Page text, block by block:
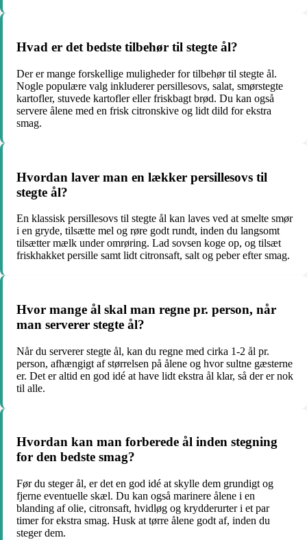
Hvad er det bedste tilbehør til stegte ål?
Der er mange forskellige muligheder for tilbehør til stegte ål.
Nogle populære valg inkluderer persillesovs, salat, smørstegte
kartofler, stuvede kartofler eller friskbagt brød. Du kan også
servere ålene med en frisk citronskive og lidt dild for ekstra
smag.
Hvordan laver man en lækker persillesovs til
stegte ål?
En klassisk persillesovs til stegte ål kan laves ved at smelte smør
i en gryde, tilsætte mel og røre godt rundt, inden du langsomt
tilsætter mælk under omrøring. Lad sovsen koge op, og tilsæt
friskhakket persille samt lidt citronsaft, salt og peber efter smag.
Hvor mange ål skal man regne pr. person, når
man serverer stegte ål?
Når du serverer stegte ål, kan du regne med cirka 1-2 ål pr.
person, afhængigt af størrelsen på ålene og hvor sultne gæsterne
er. Det er altid en god idé at have lidt ekstra ål klar, så der er nok
til alle.
Hvordan kan man forberede ål inden stegning
for den bedste smag?
Før du steger ål, er det en god idé at skylle dem grundigt og
fjerne eventuelle skæl. Du kan også marinere ålene i en
blanding af olie, citronsaft, hvidløg og krydderurter i et par
timer for ekstra smag. Husk at tørre ålene godt af, inden du
steger dem.